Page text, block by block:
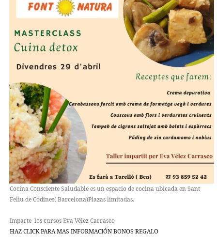
Cocina Consciente Saludable es un espacio de cocina ubicada en Sant
Feliu de Codines( Barcelona)Plazas limitadas.
Imparte los cursos Eva Vélez Carrasco
HAZ CLICK PARA MAS INFORMACIÓN BONOS REGALO